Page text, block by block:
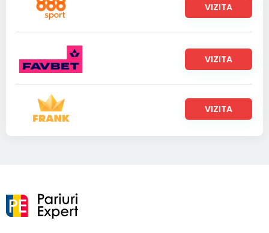
VIZITA
VIZITA
VIZITA